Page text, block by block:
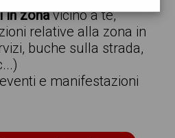
in zonavicino a te,
relative alla zona in
buche sulla strada,
e manifestazioni